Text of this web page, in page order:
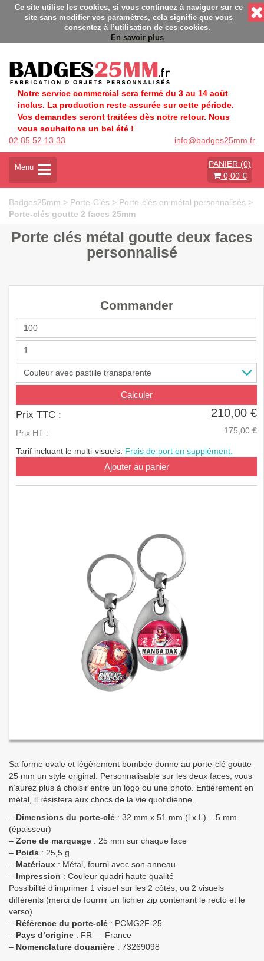
Fabrication Française éco-responsable - Délais rapides - Sans
Ce site utilise les cookies, si vous continuez à naviguer sur ce
site sans modifier vos paramètres, cela signifie que vous
consentez à l’utilisation de ces cookies.
En savoir plus
Notre service commercial sera fermé du 3 au 14 août
inclus. La production reste assurée sur cette période.
Vos demandes seront traitées dès notre retour. Nous
vous souhaitons un bel été !
02 85 52 13 33
info@badges25mm.fr
A
t
v
e
l
Menu
PANIER (0)
0,00 €
Badges25mm > Porte-Clés > Porte-clés en métal personnalisés >
Porte-clés goutte 2 faces 25mm
Porte clés métal goutte deux faces
personnalisé
Commander
Calculer
Prix TTC : 210,00 €
Prix HT : 175,00 €
Tarif incluant le multi-visuels. Frais de port en supplément.
Ajouter au panier
Sa forme ovale et légèrement bombée donne au porte-clé goutte
25 mm un style original. Personnalisable sur les deux faces, vous
n’aurez plus à choisir entre un logo ou une photo. Entièrement en
métal, il résistera aux chocs de la vie quotidienne.
– Dimensions du porte-clé : 32 mm x 51 mm (l x L) – 5 mm
(épaisseur)
– Zone de marquage : 25 mm sur chaque face
– Poids : 25,5 g
– Matériaux : Métal, fourni avec son anneau
– Impression : Couleur quadri haute qualité
Possibilité d’imprimer 1 visuel sur les 2 côtés, ou 2 visuels
différents (merci de fournir un fichier zip contenant le recto et le
verso)
– Référence du porte-clé : PCMG2F-25
– Pays d’origine : FR — France
– Nomenclature douanière : 73269098